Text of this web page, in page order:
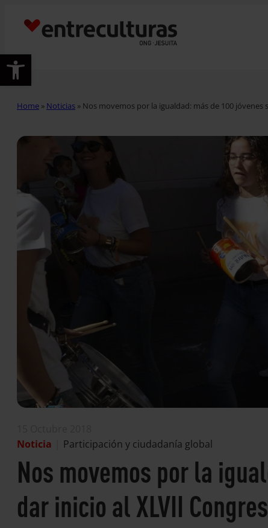
Abrir barra de herramientas
Home » Noticias » Nos movemos por la igualdad: más de 100 jóvenes
Noticia
Participación y ciudadanía global
Nos movemos por la
dar inicio al XLVII